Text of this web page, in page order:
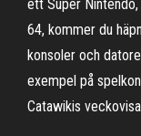
ett Super
64, kommer du
konsoler och
exempel på
Catawikis